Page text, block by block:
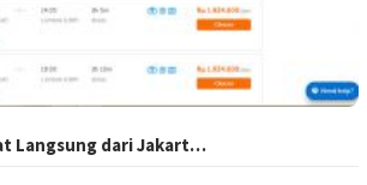
Langsung dari Jakart…